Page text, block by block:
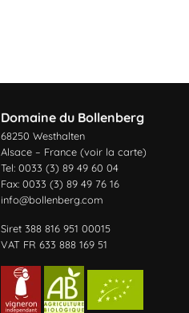
Domaine du Bollenberg
68250 Westhalten
Alsace – France (voir la carte)
Tel: 0033 (3) 89 49 60 04
Fax: 0033 (3) 89 49 76 16
info@bollenberg.com
Siret 388 816 951 00015
VAT FR 633 888 169 51